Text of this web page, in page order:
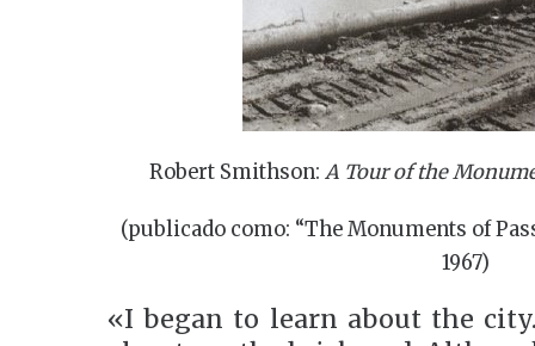
Robert Smithson: A Tour of the
(publicado como: “The Monuments of
1967)
«I began to learn about the